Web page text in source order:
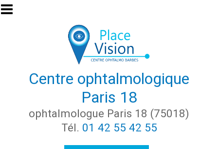
Aller au contenu principal
Centre ophtalmologique
Paris 18
ophtalmologue Paris 18 (75018)
Tél. 01 42 55 42 55